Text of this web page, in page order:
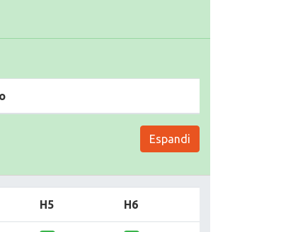
Espandi
H5 H6